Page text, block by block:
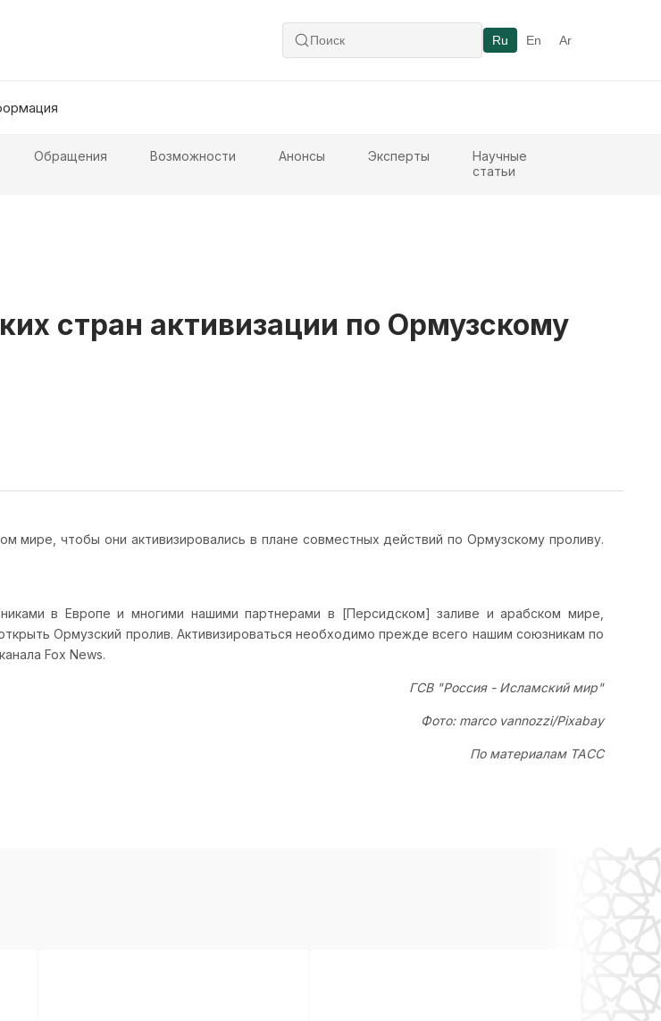
Ru En Ar
Обращения Возможности Анонсы Эксперты
Научные
статьи
стран активизации по Ормузскому
чтобы они активизировались в плане совместных действий по Ормузскому проливу.
в Европе и многими нашими партнерами в [Персидском] заливе и арабском мире,
Ормузский пролив. Активизироваться необходимо прежде всего нашим союзникам по
Fox News.
ГСВ "Россия - Исламский мир"
Фото: marco vannozzi/Pixabay
По материалам ТАСС